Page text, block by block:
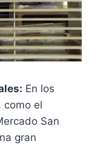
En los
como el
San
gran